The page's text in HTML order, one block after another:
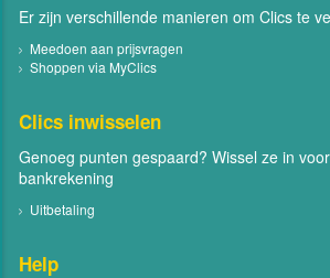
Er zijn verschillende manieren om Clics te
Meedoen aan prijsvragen
Shoppen via MyClics
Clics inwisselen
Genoeg punten gespaard? Wissel ze in
bankrekening
Uitbetaling
Help